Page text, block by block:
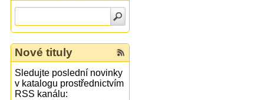
Nové tituly
Sledujte poslední novinky
v katalogu prostřednictvím
RSS kanálu: